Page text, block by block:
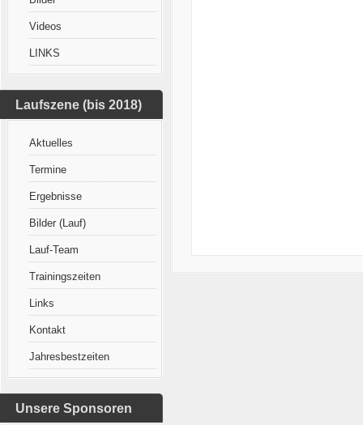
Videos
LINKS
Laufszene (bis 2018)
Aktuelles
Termine
Ergebnisse
Bilder (Lauf)
Lauf-Team
Trainingszeiten
Links
Kontakt
Jahresbestzeiten
Unsere Sponsoren